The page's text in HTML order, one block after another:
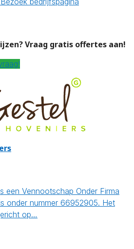
Vraag gratis offertes aan!
een Vennootschap Onder Firma
onder nummer 66952905. Het
op…